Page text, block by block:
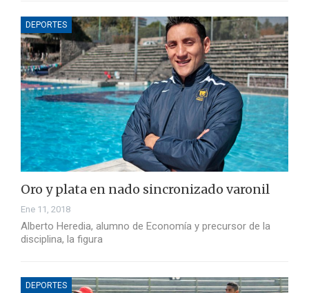
DEPORTES
Oro y plata en nado sincronizado varonil
Ene 11, 2018
Alberto Heredia, alumno de Economía y precursor de la
disciplina, la figura
DEPORTES